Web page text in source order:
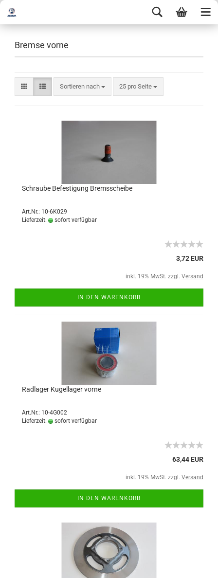
Bremse vorne
Sortieren nach 25 pro Seite
Schraube Befestigung Bremsscheibe
Art.Nr.: 10-6K029
Lieferzeit:
sofort verfügbar
3,72 EUR
inkl. 19% MwSt. zzgl. Versand
IN DEN WARENKORB
Radlager Kugellager vorne
Art.Nr.: 10-4G002
Lieferzeit:
sofort verfügbar
63,44 EUR
inkl. 19% MwSt. zzgl. Versand
IN DEN WARENKORB